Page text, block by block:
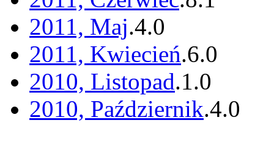
2011, Maj.4.0
2011, Kwiecień.6.0
2010, Listopad.1.0
2010, Październik.4.0